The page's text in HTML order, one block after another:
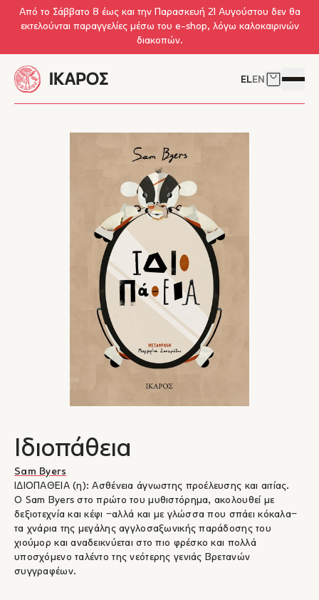
Skip to main content
Από το Σάββατο 8 έως και την Παρασκευή 21 Αυγούστου δεν θα
εκτελούνται παραγγελίες μέσω του e-shop, λόγω καλοκαιρινών
διακοπών.
ELEN Δείτε το
Ιδιοπάθεια
Sam Byers
ΙΔΙΟΠΑΘΕΙΑ (η): Ασθένεια άγνωστης προέλευσης και αιτίας.
Ο Sam Byers στο πρώτο του μυθιστόρημα, ακολουθεί με
δεξιοτεχνία και κέφι ‒αλλά και με γλώσσα που σπάει κόκαλα‒
τα χνάρια της μεγάλης αγγλοσαξωνικής παράδοσης του
χιούμορ και αναδεικνύεται στο πιο φρέσκο και πολλά
υποσχόμενο ταλέντο της νεότερης γενιάς Βρετανών
συγγραφέων.